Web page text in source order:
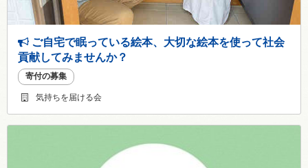
ご自宅で眠っている絵本、大切な絵本を使って社会
貢献してみませんか？
寄付の募集
気持ちを届ける会